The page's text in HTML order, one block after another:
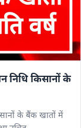
निधि किसानों के
के बैंक खातों में